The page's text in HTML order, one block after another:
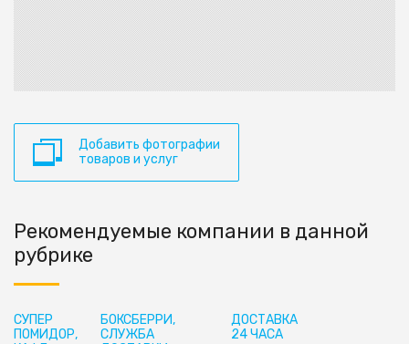
Добавить фотографии
товаров и услуг
Рекомендуемые компании в данной
рубрике
СУПЕР
ПОМИДОР,
БОКСБЕРРИ,
СЛУЖБА
ДОСТАВКА
24 ЧАСА